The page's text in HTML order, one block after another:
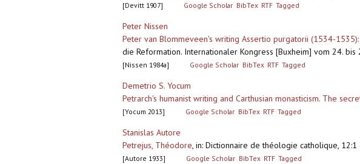
[Devitt 1907] Google Scholar BibTex RTF Tagged
Peter Nissen
Peter van Blommeveen's writing Assertio purgatorii (1534-
die Reformation. Internationaler Kongress [Buxheim] vom 24.
[Nissen 1984a] Google Scholar BibTex RTF Tagged
Demetrio S. Yocum
Petrarch's humanist writing and Carthusian monasticism. The
[Yocum 2013] Google Scholar BibTex RTF Tagged
Stanislas Autore
Petrejus, Théodore, in: Dictionnaire de théologie catholique,
[Autore 1933] Google Scholar BibTex RTF Tagged